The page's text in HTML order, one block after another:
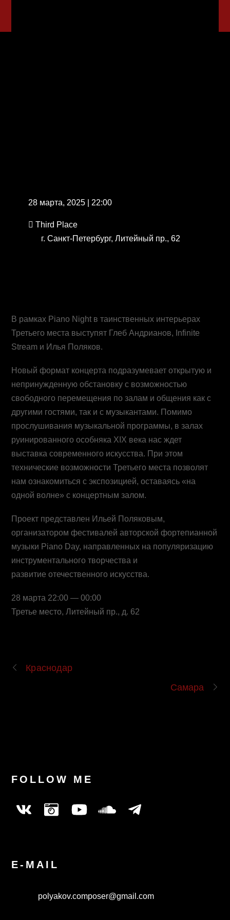
28 марта, 2025 | 22:00
Third Place
г. Санкт-Петербург, Литейный пр., 62
В рамках Piano Night в таинственных интерьерах
Третьего места выступят Глеб Андрианов, Infinite
Stream и Илья Поляков.
Новый формат концерта подразумевает открытую и
непринужденную обстановку с возможностью
свободного перемещения по залам и общения как с
другими гостями, так и с музыкантами. Помимо
прослушивания музыкальной программы, в залах
руинированного особняка XIX века нас ждет
выставка современного искусства. При этом
технические возможности Третьего места позволят
нам ознакомиться с экспозицией, оставаясь «на
одной волне» с концертным залом.
Проект представлен Ильей Поляковым,
организатором фестивалей авторской фортепианной
музыки Piano Day, направленных на популяризацию
инструментального творчества и
развитие отечественного искусства.
28 марта 22:00 — 00:00
Третье место, Литейный пр., д. 62
Краснодар
Самара
FOLLOW ME
E-MAIL
polyakov.composer@gmail.com